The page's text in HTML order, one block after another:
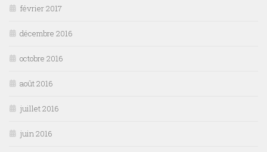
février 2017
décembre 2016
octobre 2016
août 2016
juillet 2016
juin 2016